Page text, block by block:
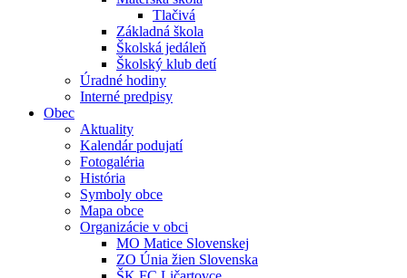
Tlačivá
Základná škola
Školská jedáleň
Školský klub detí
Úradné hodiny
Interné predpisy
Obec
Aktuality
Kalendár podujatí
Fotogaléria
História
Symboly obce
Mapa obce
Organizácie v obci
MO Matice Slovenskej
ZO Únia žien Slovenska